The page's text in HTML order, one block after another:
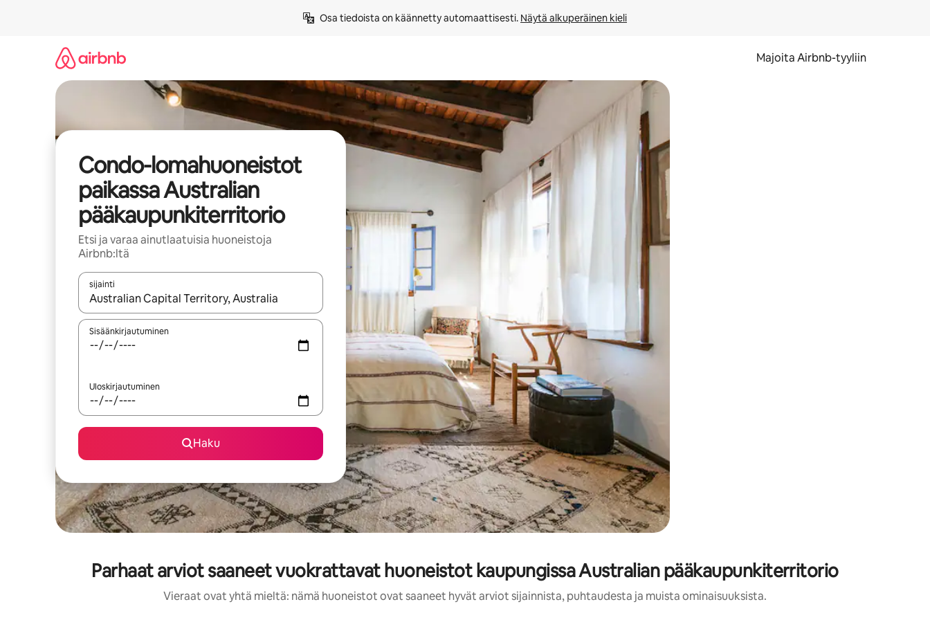
Osa tiedoista on käännetty automaattisesti. Näytä alkuperäinen kieli
Majoita Airbnb-tyyliin
Condo-lomahuoneistot
paikassa Australian
pääkaupunkiterritorio
Etsi ja varaa ainutlaatuisia huoneistoja
Airbnb:ltä
sijainti
Kun tulokset ovat saatavilla, navigoi ylös- ja alas-nuolinäppäimillä tai tutustu koskettamalla tai pyyhkäisemällä.
Sisäänkirjautuminen
Uloskirjautuminen
Haku
Parhaat arviot saaneet vuokrattavat huoneistot kaupungissa Australian pääkaupunkiterritorio
Vieraat ovat yhtä mieltä: nämä huoneistot ovat saaneet hyvät arviot sijainnista, puhtaudesta ja muista ominaisuuksista.